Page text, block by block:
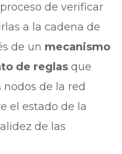
de verificar
a la cadena de
de un mecanismo
de reglas que
de la red
el estado de la
de las